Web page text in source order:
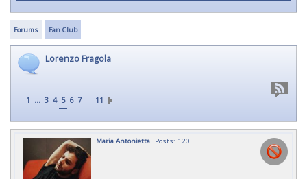
Forums Fan Club
Lorenzo Fragola
1 ... 3 4 5 6 7 … 11
Maria Antonietta Posts: 120